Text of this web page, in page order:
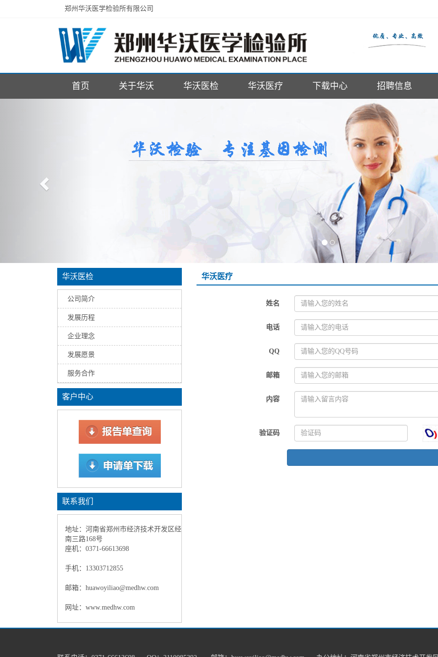
郑州华沃医学检验所有限公司
首页 关于华沃 华沃医检 华沃医疗 下载中心 招聘信息
华沃医检
公司简介
发展历程
企业理念
发展愿景
服务合作
客户中心
联系我们
地址：河南省郑州市经济技术开发区经
南三路168号
座机：0371-66613698
手机：13303712855
邮箱：huawoyiliao@medhw.com
网址：www.medhw.com
华沃医疗
姓名
电话
QQ
邮箱
内容
验证码